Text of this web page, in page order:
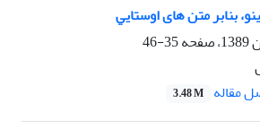
ﺑﻨﺎﺑﺮ ﻣﺘﻦ های اوﺳﺘﺎﻳﻲ
35-46
مقاله 3.48 M